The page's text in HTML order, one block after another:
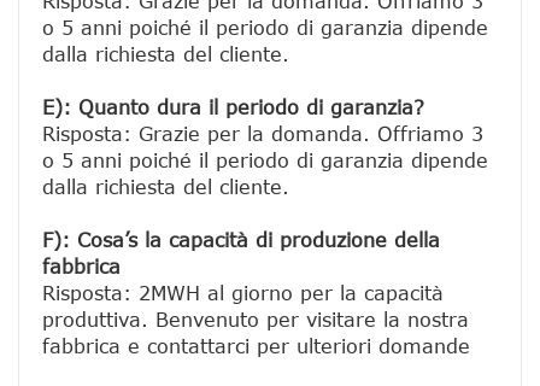
o 5 anni poiché il periodo di garanzia dipende
dalla richiesta del cliente.
E): Quanto dura il periodo di garanzia?
Risposta: Grazie per la domanda. Offriamo 3
o 5 anni poiché il periodo di garanzia dipende
dalla richiesta del cliente.
F): Cosa’s la capacità di produzione della
fabbrica
Risposta: 2MWH al giorno per la capacità
produttiva. Benvenuto per visitare la nostra